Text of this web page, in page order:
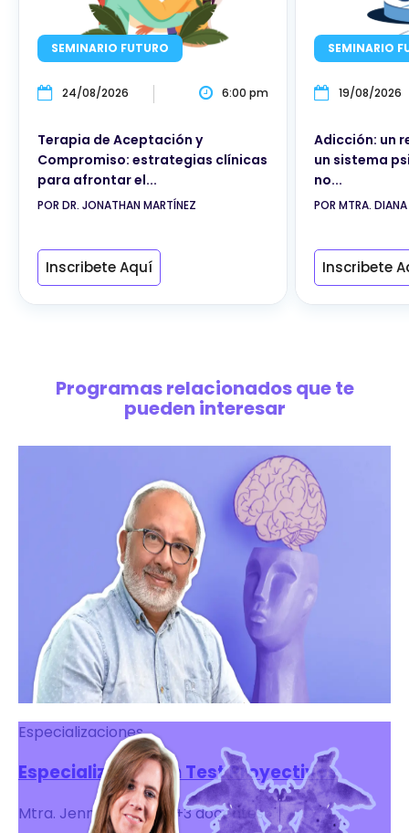
SEMINARIO FUTURO
24/08/2026 6:00 pm
Terapia de Aceptación y
Compromiso: estrategias clínicas
para afrontar el...
POR DR. JONATHAN MARTÍNEZ
Inscribete Aquí
SEMINARIO
19/08/2026
Adicción: un
un sistema
no...
POR MTRA. DIANA
Inscribete
Programas relacionados que te
pueden interesar